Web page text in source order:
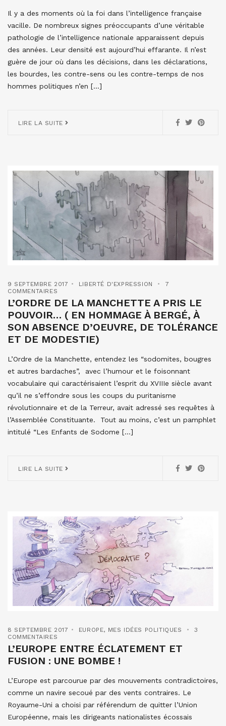
Il y a des moments où la foi dans l’intelligence française
vacille. De nombreux signes préoccupants d’une véritable
pathologie de l’intelligence nationale apparaissent depuis
des années. Leur densité est aujourd’hui effarante. Il n’est
guère de jour où dans les décisions, dans les déclarations,
les bourdes, les contre-sens ou les contre-temps de nos
hommes politiques n’en […]
LIRE LA SUITE
9 SEPTEMBRE 2017 LIBERTÉ D'EXPRESSION
7
COMMENTAIRES
L’ORDRE DE LA MANCHETTE A PRIS LE
POUVOIR… ( EN HOMMAGE À BERGÉ, À
SON ABSENCE D’OEUVRE, DE TOLÉRANCE
ET DE MODESTIE)
L’Ordre de la Manchette, entendez les “sodomites, bougres
et autres bardaches”, avec l’humour et le foisonnant
vocabulaire qui caractérisaient l’esprit du XVIIIe siècle avant
qu’il ne s’effondre sous les coups du puritanisme
révolutionnaire et de la Terreur, avait adressé ses requêtes à
l’Assemblée Constituante. Tout au moins, c’est un pamphlet
intitulé “Les Enfants de Sodome […]
LIRE LA SUITE
8 SEPTEMBRE 2017 EUROPE, MES IDÉES POLITIQUES
3
COMMENTAIRES
L’EUROPE ENTRE ÉCLATEMENT ET
FUSION : UNE BOMBE !
L’Europe est parcourue par des mouvements contradictoires,
comme un navire secoué par des vents contraires. Le
Royaume-Uni a choisi par référendum de quitter l’Union
Européenne, mais les dirigeants nationalistes écossais